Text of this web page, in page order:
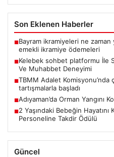
Son Eklenen Haberler
■Bayram ikramiyeleri ne zaman
emekli ikramiye ödemeleri
■Kelebek sohbet platformu İle
Ve Muhabbet Deneyimi
■TBMM Adalet
tartışmalarla başladı
■Adıyaman’da Orman Yangını
■2 Yaşındaki Bebeğin Hayatını
Personeline Takdir Ödülü
Güncel